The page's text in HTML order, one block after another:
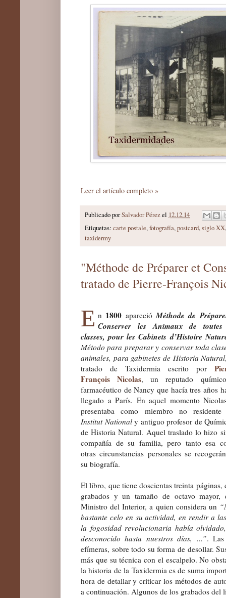
Leer el artículo completo »
Publicado porSalvador Pérezel 12.12.14
Etiquetas: carte postale,fotografía,postcard,siglo XX
taxidermy
"Méthode de Préparer et
tratado de Pierre-François
E n 1800 aparecióMéthode de
Conserver les Animaux de
classes, pour les Cabinets d’Histoire
Método para preparar y conservar toda
animales, para gabinetes de Historia Natural
tratado de Taxidermia escrito por
François Nicolas, un reputado
farmacéutico de Nancy que hacía tres años
llegado a París. En aquel momento
presentaba como miembro no
Institut Nationaly antiguo profesor de
de Historia Natural. Aquel traslado lo hizo
compañía de su familia, pero tanto esa
otras circunstancias personales se
su biografía.
El libro, que tiene doscientas treinta páginas,
grabados y un tamaño de octavo
Ministro del Interior, a quien considera un
bastante celo en su actividad, en rendir a
la fogosidad revolucionaria había
desconocido hasta nuestros días, ...”.
efímeras, sobre todo su forma de desollar.
más que su técnica con el escalpelo. No
la historia de la Taxidermia es de suma
hora de detallar y criticar los métodos de
a continuación. Algunos de los grabados del